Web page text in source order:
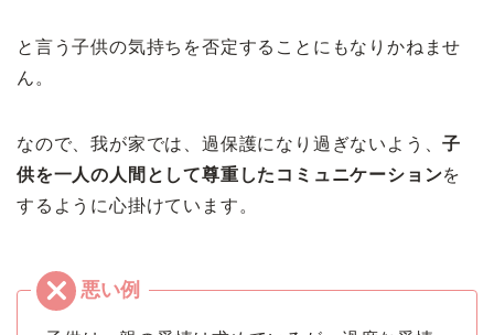
と言う子供の気持ちを否定することにもなりかねませ
ん。
なので、我が家では、過保護になり過ぎないよう、子
供を一人の人間として尊重したコミュニケーションを
するように心掛けています。